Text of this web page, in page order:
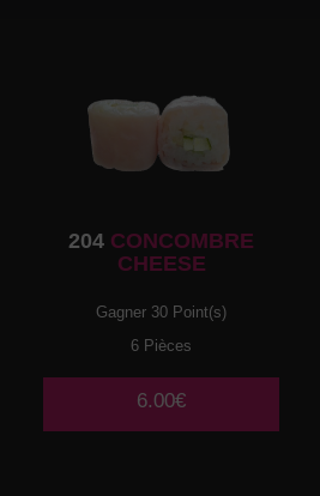
204 CONCOMBRE
CHEESE
Gagner 30 Point(s)
6 Pièces
6.00€